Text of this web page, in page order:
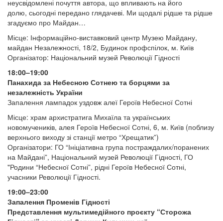
неусвідомлені почуття автора, що впливають на його
долю, сьогодні передано глядачеві. Ми щодалі рідше та рідше
згадуємо про Майдан…
Місце: Інформаційно-виставковий центр Музею Майдану,
майдан Незалежності, 18/2, Будинок профспілок, м. Київ
Організатор: Національний музей Революції Гідності
18:00–19:00
Панахида за Небесною Сотнею та борцями за
незалежність України
Запалення лампадок уздовж алеї Героїв Небесної Сотні
Місце: храм архистратига Михаїла та українських
новомучеників, алея Героїв Небесної Сотні, 6, м. Київ (поблизу
верхнього виходу зі станції метро “Хрещатик”)
Організатори: ГО “Ініціативна група постраждалих/поранених
на Майдані”, Національний музей Революції Гідності, ГО
"Родини “Небесної Сотні”, рідні Героїв Небесної Сотні,
учасники Революції Гідності.
19:00–23:00
Запалення Променів Гідності
Представлення мультимедійного проєкту “Сторожа